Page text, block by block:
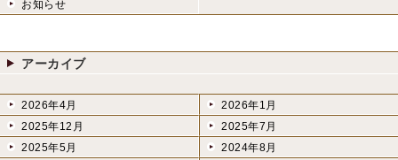
お知らせ
アーカイブ
2026年4月
2026年1月
2025年12月
2025年7月
2025年5月
2024年8月